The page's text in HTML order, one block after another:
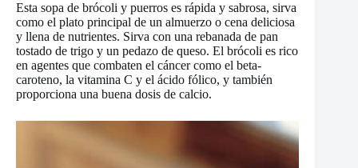
Esta sopa de brócoli y puerros es rápida y sabrosa, sirva
como el plato principal de un almuerzo o cena deliciosa
y llena de nutrientes. Sirva con una rebanada de pan
tostado de trigo y un pedazo de queso. El brócoli es rico
en agentes que combaten el cáncer como el beta-
caroteno, la vitamina C y el ácido fólico, y también
proporciona una buena dosis de calcio.